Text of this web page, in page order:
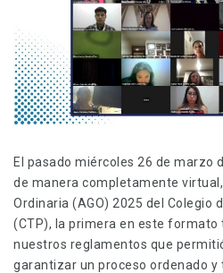
El pasado miércoles 26 de marzo
de manera completamente virtual,
Ordinaria (AGO) 2025 del Colegio
(CTP), la primera en este formato
nuestros reglamentos que
garantizar un proceso ordenado